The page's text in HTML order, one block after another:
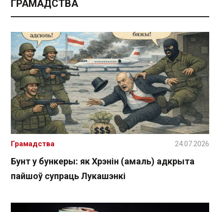
ГРАМАДСТВА
Бунт у бункеры: як Хрэнін (амаль) адкрыта
пайшоў супраць Лукашэнкі
Грамадства 24.07.2026